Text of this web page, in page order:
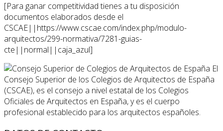
[Para ganar competitividad tienes a tu disposición
documentos elaborados desde el
CSCAE||https://www.cscae.com/index.php/modulo-
arquitectos/299-normativa/7281-guias-
cte||normal||caja_azul]
El
Consejo Superior de los Colegios de Arquitectos de España
(CSCAE), es el consejo a nivel estatal de los Colegios
Oficiales de Arquitectos en España, y es el cuerpo
profesional establecido para los arquitectos españoles.